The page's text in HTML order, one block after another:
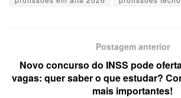
Postagem anterior
Novo concurso do INSS pode
vagas: quer saber o que estudar?
mais importantes!